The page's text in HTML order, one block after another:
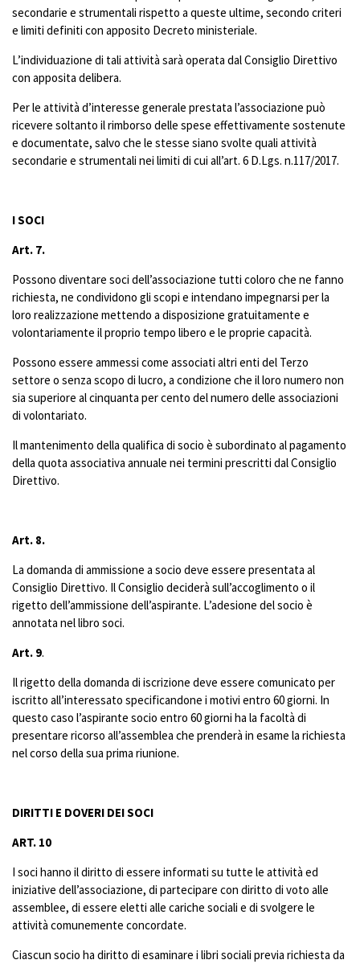
secondarie e strumentali rispetto a queste ultime, secondo criteri
e limiti definiti con apposito Decreto ministeriale.
L’individuazione di tali attività sarà operata dal Consiglio Direttivo
con apposita delibera.
Per le attività d’interesse generale prestata l’associazione può
ricevere soltanto il rimborso delle spese effettivamente sostenute
e documentate, salvo che le stesse siano svolte quali attività
secondarie e strumentali nei limiti di cui all’art. 6 D.Lgs. n.117/2017.
I SOCI
Art. 7.
Possono diventare soci dell’associazione tutti coloro che ne fanno
richiesta, ne condividono gli scopi e intendano impegnarsi per la
loro realizzazione mettendo a disposizione gratuitamente e
volontariamente il proprio tempo libero e le proprie capacità.
Possono essere ammessi come associati altri enti del Terzo
settore o senza scopo di lucro, a condizione che il loro numero non
sia superiore al cinquanta per cento del numero delle associazioni
di volontariato.
Il mantenimento della qualifica di socio è subordinato al pagamento
della quota associativa annuale nei termini prescritti dal Consiglio
Direttivo.
Art. 8.
La domanda di ammissione a socio deve essere presentata al
Consiglio Direttivo. Il Consiglio deciderà sull’accoglimento o il
rigetto dell’ammissione dell’aspirante. L’adesione del socio è
annotata nel libro soci.
Art. 9.
Il rigetto della domanda di iscrizione deve essere comunicato per
iscritto all’interessato specificandone i motivi entro 60 giorni. In
questo caso l’aspirante socio entro 60 giorni ha la facoltà di
presentare ricorso all’assemblea che prenderà in esame la richiesta
nel corso della sua prima riunione.
DIRITTI E DOVERI DEI SOCI
ART. 10
I soci hanno il diritto di essere informati su tutte le attività ed
iniziative dell’associazione, di partecipare con diritto di voto alle
assemblee, di essere eletti alle cariche sociali e di svolgere le
attività comunemente concordate.
Ciascun socio ha diritto di esaminare i libri sociali previa richiesta da